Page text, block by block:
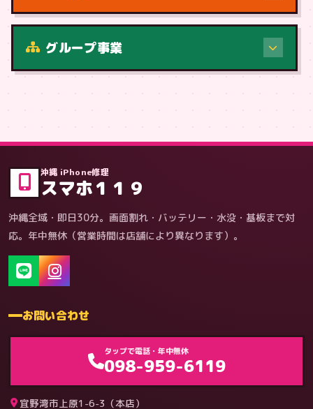
症状・内容から
グループ事業
沖縄 iPhone修理
スマホ１１９
沖縄全域・即日30分。画面割れ・バッテリー・水没・基板まで対
応。年中無休（営業時間は店舗により異なります）。
お問い合わせ
タップで電話・年中無休
098-959-6119
宜野湾市上原1-6-3（本店）